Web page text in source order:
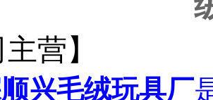
主营】
兴毛绒玩具厂